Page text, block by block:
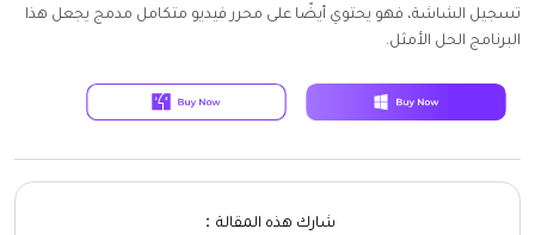
تسجيل الشاشة، فهو يحتوي أيضًا على محرر فيديو متكامل مدمج يجعل هذا
البرنامج الحل الأمثل.
شارك هذه المقالة：